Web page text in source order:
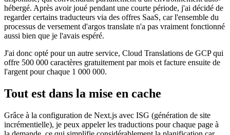
Mais revenons à Argos : après avoir jeté un coup d'œil au référentiel
associé, j'ai vu qu'il existe également une bibliothèque python OSS
disponible, qui conviendrait parfaitement à un environnement auto-
hébergé. Après avoir joué pendant une courte période, j'ai décidé de
regarder certains traducteurs via des offres SaaS, car l'ensemble du
processus de versement d'argos translate n'a pas vraiment fonctionné
aussi bien que je l'avais espéré.
J'ai donc opté pour un autre service, Cloud Translations de GCP qui
offre 500 000 caractères gratuitement par mois et facture ensuite de
l'argent pour chaque 1 000 000.
Tout est dans la mise en cache